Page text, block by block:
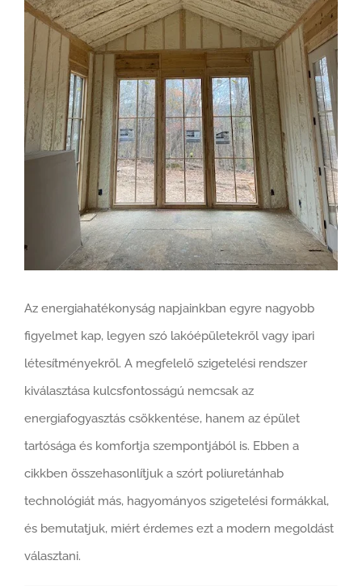
Az energiahatékonyság napjainkban egyre nagyobb
figyelmet kap, legyen szó lakóépületekről vagy ipari
létesítményekről. A megfelelő szigetelési rendszer
kiválasztása kulcsfontosságú nemcsak az
energiafogyasztás csökkentése, hanem az épület
tartósága és komfortja szempontjából is. Ebben a
cikkben összehasonlítjuk a szórt poliuretánhab
technológiát más, hagyományos szigetelési formákkal,
és bemutatjuk, miért érdemes ezt a modern megoldást
választani.